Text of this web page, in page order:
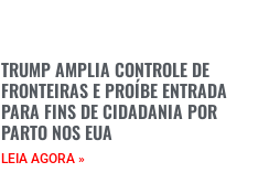
TRUMP AMPLIA CONTROLE DE
FRONTEIRAS E PROÍBE ENTRADA
PARA FINS DE CIDADANIA POR
PARTO NOS EUA
LEIA AGORA »